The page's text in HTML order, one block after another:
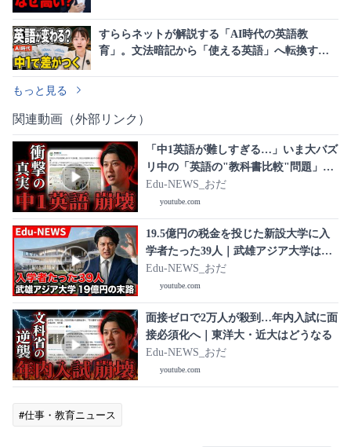
すららネットが解説する「AI時代の英語教
育」。文法暗記から「使える英語」へ転換する
もっと見る
関連動画（外部リンク）
「中1英語が難しすぎる…」いま大バズ
リ中の「英語の"教科書比較"問題」を
徹底検証
Edu-NEWS_おだ
youtube.com
19.5億円の税金を投じた新設大学に入
学者たった39人｜武雄アジア大学はな
ぜ失敗したのか
Edu-NEWS_おだ
youtube.com
面接ゼロで2万人が殺到…年内入試に面
接必須化へ｜東洋大・近大はどうなる
Edu-NEWS_おだ
youtube.com
#仕事・教育ニュース